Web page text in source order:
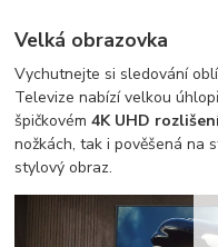
Velká obrazovka
Vychutnejte si sledování
Televize nabízí velkou
špičkovém4K UHD
nožkách, tak i pověšená na
stylový obraz.